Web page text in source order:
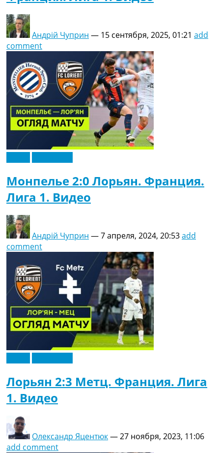
Андрій Чуприн — 15 сентября, 2025, 01:21 add
comment
Монпелье 2:0 Лорьян. Франция.
Лига 1. Видео
Андрій Чуприн —7 апреля, 2024, 20:53add
comment
Лорьян 2:3 Метц. Франция. Лига
1. Видео
Олександр Яцентюк—27 ноября, 2023, 11:06
add comment